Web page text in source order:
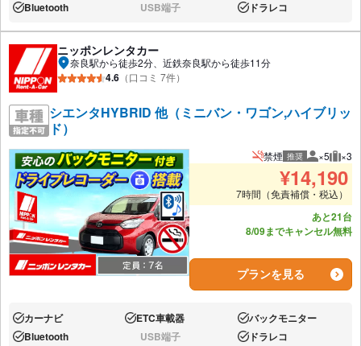
あり:Bluetooth なし:USB端子 あり:ドラレコ
ニッポンレンタカー
奈良駅から徒歩2分、近鉄奈良駅から徒歩11分
4.6 （口コミ 7件）
シエンタHYBRID 他（ミニバン・ワゴン,ハイブリッ
ド）
禁煙 推奨 推奨人数
×5 推
×3
¥14,190
7時間（免責補償・税込）
あと21台
8/09までキャンセル無料
プランを見る
あり:カーナビ あり:ETC車載器 あり:バックモニター
あり:Bluetooth なし:USB端子 あり:ドラレコ